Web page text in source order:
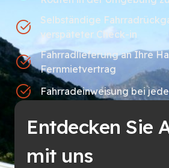
Selbständige
verspäteter Check-in
Fahrradlieferung an Ihre
Fernmietvertrag
Fahrradeinweisung bei
Entdecken Sie
mit uns